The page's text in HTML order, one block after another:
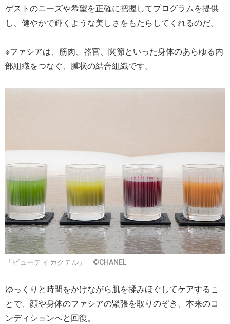
ゲストのニーズや希望を正確に把握してプログラムを提供
し、健やかで輝くような美しさをもたらしてくれるのだ。
※ファシアは、筋肉、器官、関節といった身体のあらゆる内
部組織をつなぐ、膜状の結合組織です。
「ビューティ カクテル」 ©CHANEL
ゆっくりと時間をかけながら肌を揉みほぐしてケアするこ
とで、顔や身体のファシアの緊張を取りのぞき、本来のコ
ンディションへと回復。